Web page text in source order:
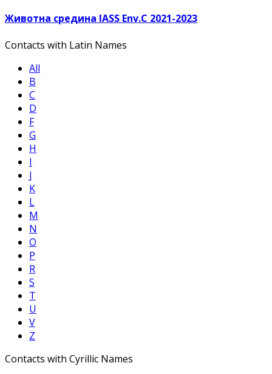
Животна средина IASS Env.C 2021-2023
Contacts with Latin Names
All
B
C
D
F
G
H
I
J
K
L
M
N
O
P
R
S
T
U
V
Z
Contacts with Cyrillic Names